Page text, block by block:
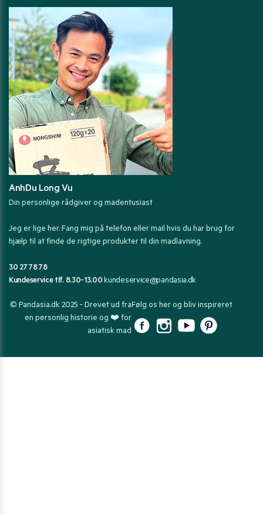
AnhDu Long Vu
Din personlige rådgiver og madentusiast
Jeg er lige her. Fang mig på telefon eller mail hvis du har brug for
hjælp til at finde de rigtige produkter til din madlavning.
30 27 78 78
Kundeservice tlf. 8.30-13.00kundeservice@pandasia.dk
© Pandasia.dk 2025 - Drevet ud fra
en personlig historie og ❤️ for
asiatisk mad
Følg os her og bliv inspireret